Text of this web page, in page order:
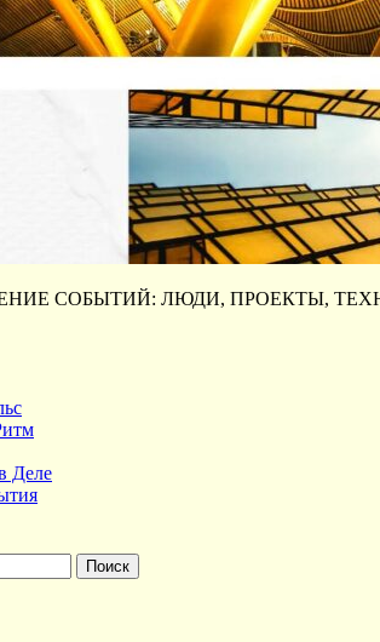
СОБЫТИЙ: ЛЮДИ, ПРОЕКТЫ,
Деле